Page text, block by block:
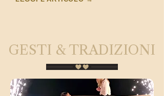
GESTI & TRADIZIONI